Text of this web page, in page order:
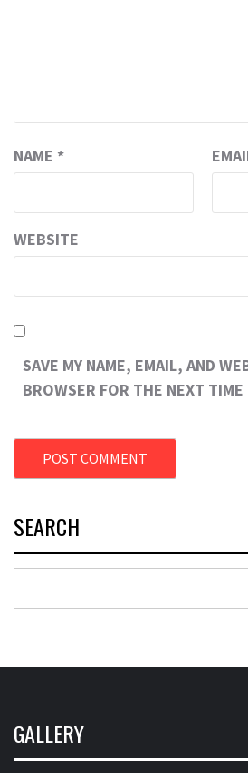
NAME *
WEBSITE
SAVE MY NAME, EMAIL, AND
BROWSER FOR THE NEXT TIME
SEARCH
GALLERY